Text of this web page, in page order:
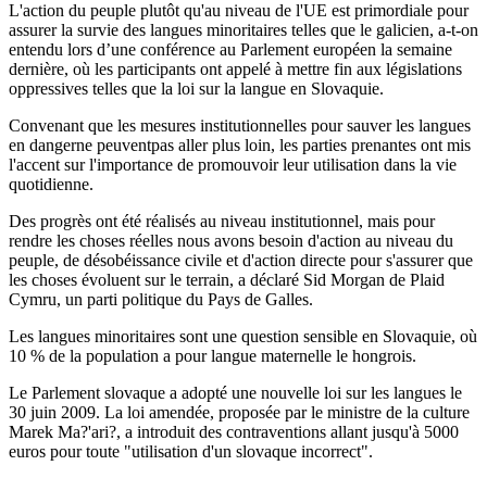
L'action du peuple plutôt qu'au niveau de l'UE est primordiale pour
assurer la survie des langues minoritaires telles que le galicien, a-t-on
entendu lors d’une conférence au Parlement européen la semaine
dernière, où les participants ont appelé à mettre fin aux législations
oppressives telles que la loi sur la langue en Slovaquie.
Convenant que les mesures institutionnelles pour sauver les langues
en dangerne peuventpas aller plus loin, les parties prenantes ont mis
l'accent sur l'importance de promouvoir leur utilisation dans la vie
quotidienne.
Des progrès ont été réalisés au niveau institutionnel, mais pour
rendre les choses réelles nous avons besoin d'action au niveau du
peuple, de désobéissance civile et d'action directe pour s'assurer que
les choses évoluent sur le terrain, a déclaré Sid Morgan de Plaid
Cymru, un parti politique du Pays de Galles.
Les langues minoritaires sont une question sensible en Slovaquie, où
10 % de la population a pour langue maternelle le hongrois.
Le Parlement slovaque a adopté une nouvelle loi sur les langues le
30 juin 2009. La loi amendée, proposée par le ministre de la culture
Marek Ma?'ari?, a introduit des contraventions allant jusqu'à 5000
euros pour toute "utilisation d'un slovaque incorrect".